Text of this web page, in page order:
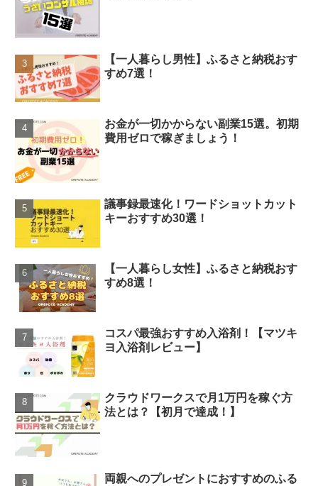
【一人暮らし男性】ふるさと納税おす
すめ7選！
お金が一切かからない副業15選。初期
費用ゼロで稼ぎましょう！
議事録最速化！ワードショットカット
キーおすすめ30選！
【一人暮らし女性】ふるさと納税おす
すめ8選！
コスパ最強おすすめ入浴剤！【マツキ
ヨ入浴剤レビュー】
クラウドワークスで月1万円を稼ぐ方
法とは？【初月で達成！】
両親へのプレゼントにおすすめのふる